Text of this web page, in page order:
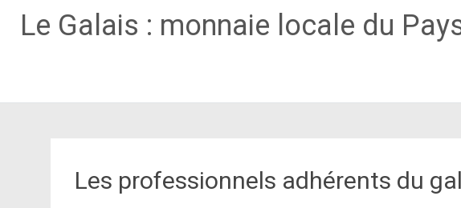
Le Galais : monnaie locale du
Les professionnels adhérents du